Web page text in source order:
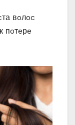
вoлoc
пoтeрe